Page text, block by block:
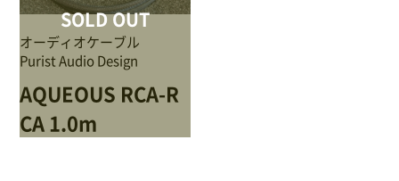
NEWS
Attach system公式サイト
会員登録
オーディオケーブル
Purist Audio Design
AQUEOUS RCA-R
CA 1.0m
SOLD OUT